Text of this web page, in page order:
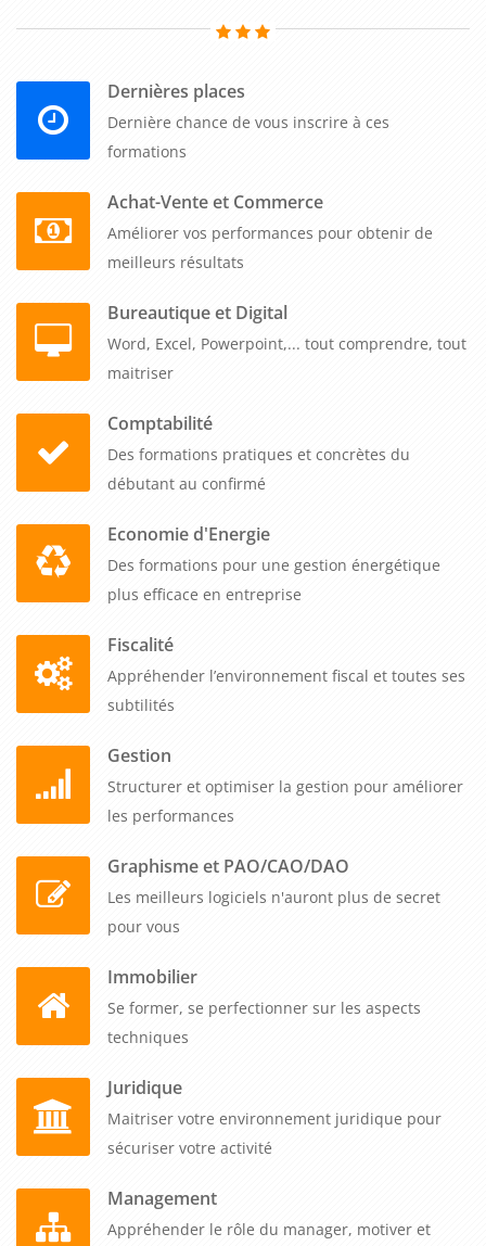
situations d'urgence et à la coordination des actions avec les
considérablement les risques d'explosion et de minimiser les
conséquences néfastes sur la santé et la sécurité des
travailleurs, ainsi que sur les installations et l'environnement.
En outre, la formation favorise le développement d'une
culture de sécurité solide au sein de l'entreprise. Les
professionnels B to B sont sensibilisés à l'importance de la
individuelle dans la prévention des explosions. Ils
apprennent à reconnaître les signes avant-coureurs de
situations dangereuses, à signaler les anomalies et à
prévention. Cette culture de sécurité partagée contribue à
créer un environnement de travail sûr et à prévenir les
accidents et les incidents liés aux atmosphères explosives.
En conclusion, la formation sur la maîtrise des démarches en
zones d'atmosphères explosives revêt une importance
cruciale pour les entreprises B to B opérant dans des
environnements à risque. Elle permet de développer une
expertise solide dans la prévention des explosions, de se
conformer aux réglementations en vigueur et de créer une
culture de sécurité au sein de l'entreprise. En investissant
dans cette formation, les professionnels peuvent réduire les
risques, protéger la santé et la sécurité de leurs travailleurs,
ainsi que préserver la réputation et la continuité de leurs
Dernières places
Dernière chance de vous inscrire à ces
formations
Achat-Vente et Commerce
Améliorer vos performances pour obtenir de
meilleurs résultats
Bureautique et Digital
Word, Excel, Powerpoint,... tout comprendre, tout
maitriser
Comptabilité
Des formations pratiques et concrètes du
débutant au confirmé
Economie d'Energie
Des formations pour une gestion énergétique
plus efficace en entreprise
Fiscalité
Appréhender l’environnement fiscal et toutes ses
subtilités
Gestion
Structurer et optimiser la gestion pour améliorer
les performances
Graphisme et PAO/CAO/DAO
Les meilleurs logiciels n'auront plus de secret
pour vous
Immobilier
Se former, se perfectionner sur les aspects
techniques
Juridique
Maitriser votre environnement juridique pour
sécuriser votre activité
Management
Appréhender le rôle du manager, motiver et